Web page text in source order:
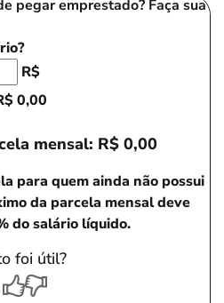
pegar emprestado? Faça sua
R$
0,00
mensal: R$ 0,00
para quem ainda não possui
da parcela mensal deve
do salário líquido.
foi útil?